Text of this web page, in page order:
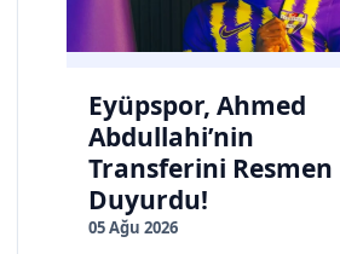
Eyüpspor, Ahmed
Abdullahi’nin
Transferini Resmen
Duyurdu!
05 Ağu 2026